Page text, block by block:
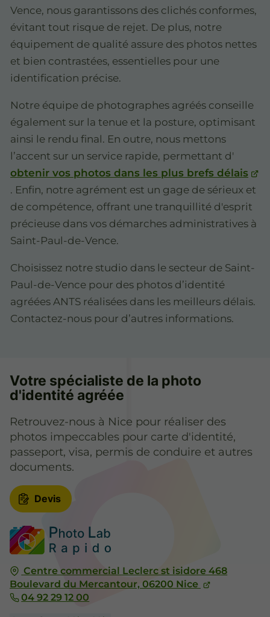
Vence, nous garantissons des clichés conformes,
évitant tout risque de rejet. De plus, notre
équipement de qualité assure des photos nettes
et bien contrastées, essentielles pour une
identification précise.
Notre équipe de photographes agréés conseille
également sur la tenue et la posture, optimisant
ainsi le rendu final. En outre, nous mettons
l’accent sur un service rapide, permettant d'
obtenir vos photos dans les plus brefs délais
. Enfin, notre agrément est un gage de sérieux et
de compétence, offrant une tranquillité d'esprit
précieuse dans vos démarches administratives à
Saint-Paul-de-Vence.
Choisissez notre studio dans le secteur de Saint-
Paul-de-Vence pour des photos d’identité
agréées ANTS réalisées dans les meilleurs délais.
Contactez-nous pour d’autres informations.
Centre commercial Leclerc st isidore 468
Boulevard du Mercantour, 06200 Nice
04 92 29 12 00
Votre spécialiste de la photo
d'identité agréée
Retrouvez-nous à Nice pour réaliser des
photos impeccables pour carte d'identité,
passeport, visa, permis de conduire et autres
documents.
Devis